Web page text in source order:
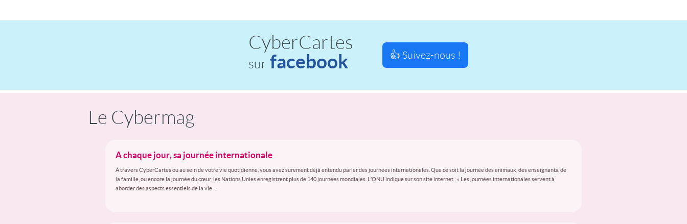
CyberCartes
sur facebook 👍 Suivez-nous !
Le Cybermag
A chaque jour, sa journée internationale
À travers CyberCartes ou au sein de votre vie quotidienne, vous avez surement déjà entendu parler des journées internationales. Que ce soit la journée des animaux, des enseignants, de
la famille, ou encore la journée du cœur, les Nations Unies enregistrent plus de 140 journées mondiales. L’ONU indique sur son site internet : « Les journées internationales servent à
aborder des aspects essentiels de la vie …